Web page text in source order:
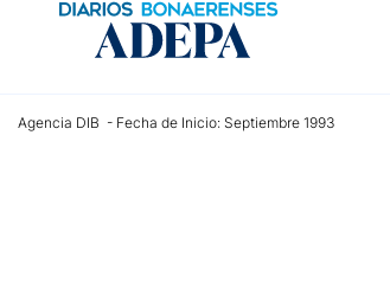
Agencia DIB - Fecha de Inicio: Septiembre 1993